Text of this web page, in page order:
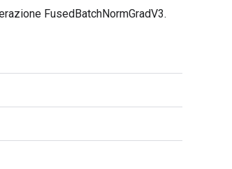
FusedBatchNormGradV3.